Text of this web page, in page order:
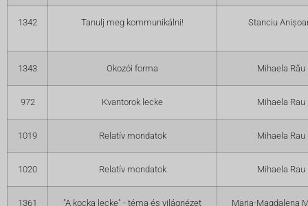
1342 Tanulj meg kommunikálni! Stanciu
1343 Okozói forma Mihaela Rău
972 Kvantorok lecke Mihaela Rau
1019 Relatív mondatok Mihaela Rau
1020 Relatív mondatok Mihaela Rau
1361 "A kocka lecke" - téma és világnézet Maria-Magdalena